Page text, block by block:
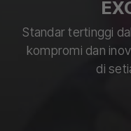
Standar tertinggi
kompromi dan
di